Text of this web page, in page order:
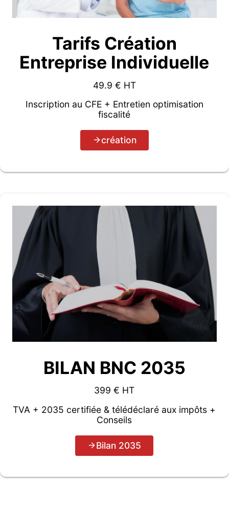
Tarifs Création
Entreprise Individuelle
49.9 € HT
Inscription au CFE + Entretien optimisation
fiscalité
création
BILAN BNC 2035
399 € HT
TVA + 2035 certifiée & télédéclaré aux impôts +
Conseils
Bilan 2035